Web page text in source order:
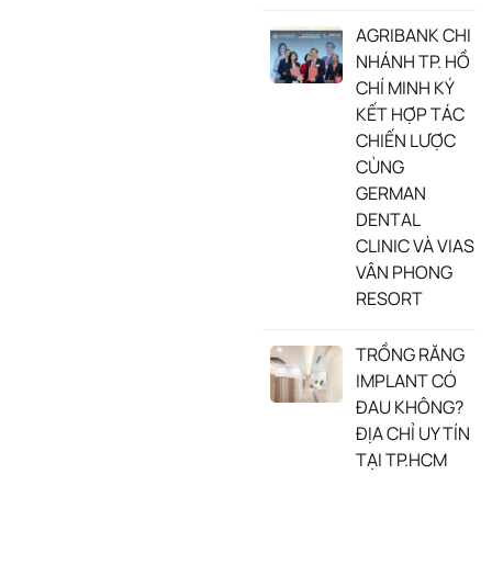
AGRIBANK CHI
NHÁNH TP. HỒ
CHÍ MINH KÝ
KẾT HỢP TÁC
CHIẾN LƯỢC
CÙNG
GERMAN
DENTAL
CLINIC VÀ VIAS
VÂN PHONG
RESORT
TRỒNG RĂNG
IMPLANT CÓ
ĐAU KHÔNG?
ĐỊA CHỈ UY TÍN
TẠI TP.HCM